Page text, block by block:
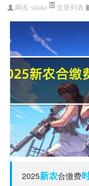
网友:sslake 文章列表
2025新农合缴费